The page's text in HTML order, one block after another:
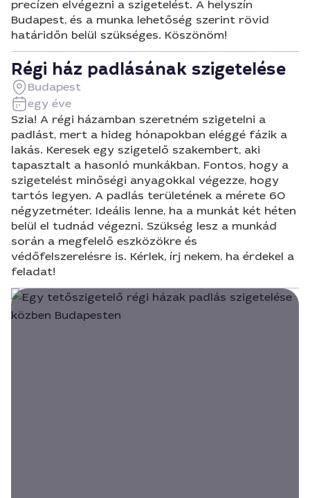
precízen elvégezni a szigetelést. A helyszín
Budapest, és a munka lehetőség szerint rövid
határidőn belül szükséges. Köszönöm!
Régi ház padlásának szigetelése
Budapest
egy éve
Szia! A régi házamban szeretném szigetelni a
padlást, mert a hideg hónapokban eléggé fázik a
lakás. Keresek egy szigetelő szakembert, aki
tapasztalt a hasonló munkákban. Fontos, hogy a
szigetelést minőségi anyagokkal végezze, hogy
tartós legyen. A padlás területének a mérete 60
négyzetméter. Ideális lenne, ha a munkát két héten
belül el tudnád végezni. Szükség lesz a munkád
során a megfelelő eszközökre és
védőfelszerelésre is. Kérlek, írj nekem, ha érdekel a
feladat!